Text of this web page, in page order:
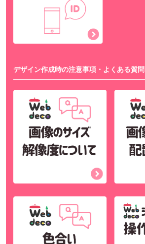
デザイン作成時の注意事項・よくある質問